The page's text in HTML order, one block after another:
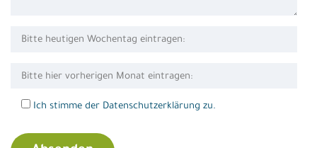
Ich stimme der Datenschutzerklärung zu.